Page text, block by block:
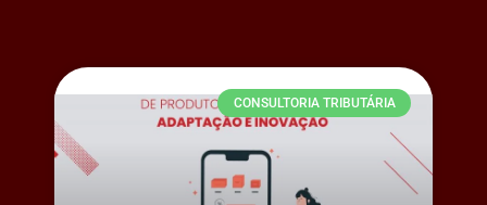
CONSULTORIA TRIBUTÁRIA